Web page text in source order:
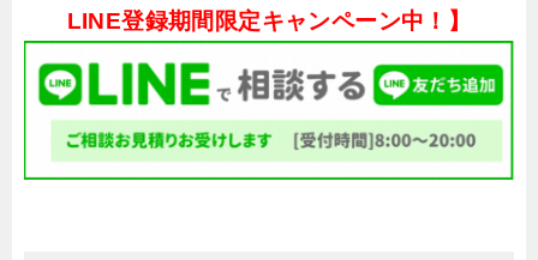
LINE登録期間限定キャンペーン中！】